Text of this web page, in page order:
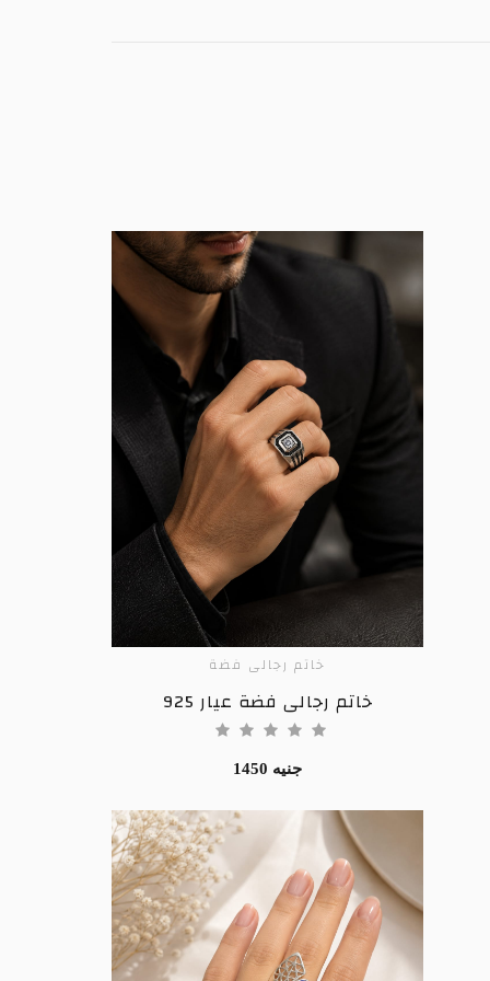
ADD TO CART
خاتم رجالى فضة
خاتم رجالى فضة عيار 925
1450 جنيه